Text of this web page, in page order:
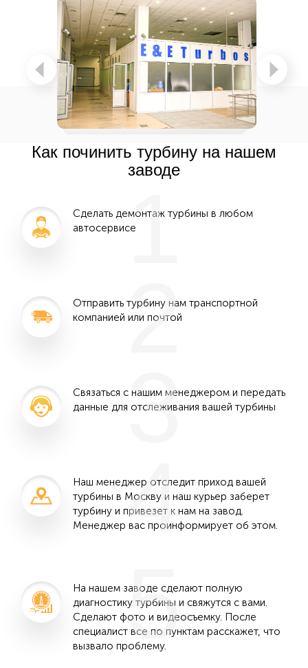
Как починить турбину на нашем
заводе
Сделать демонтаж турбины в любом
автосервисе1
Отправить турбину нам транспортной
компанией или почтой
2
Связаться с нашим менеджером и передать
данные для отслеживания вашей турбины
3
Наш менеджер отследит приход вашей
турбины в Москву и наш курьер заберет
турбину и привезет к нам на завод.
Менеджер вас проинформирует об этом.
4
На нашем заводе сделают полную
диагностику турбины и свяжутся с вами.
Сделают фото и видеосъемку. После
специалист все по пунктам расскажет, что
вызвало проблему.
5